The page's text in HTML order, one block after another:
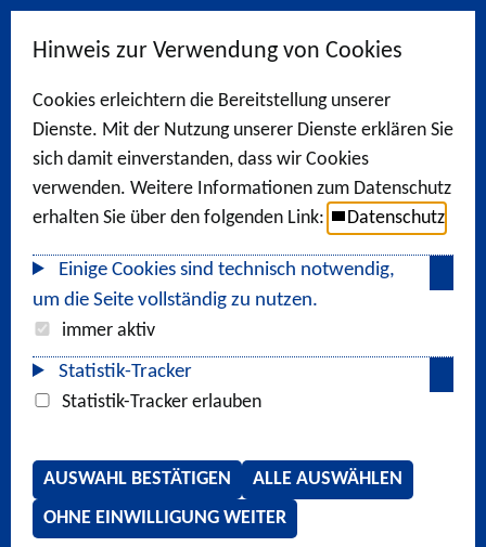
Hinweis zur Verwendung von Cookies
Cookies erleichtern die Bereitstellung unserer
Dienste. Mit der Nutzung unserer Dienste erklären Sie
sich damit einverstanden, dass wir Cookies
verwenden. Weitere Informationen zum Datenschutz
erhalten Sie über den folgenden Link:
Datenschutz
Einige Cookies sind technisch notwendig,
um die Seite vollständig zu nutzen.
immer aktiv
Statistik-Tracker
Statistik-Tracker erlauben
AUSWAHL BESTÄTIGEN
ALLE AUSWÄHLEN
OHNE EINWILLIGUNG WEITER